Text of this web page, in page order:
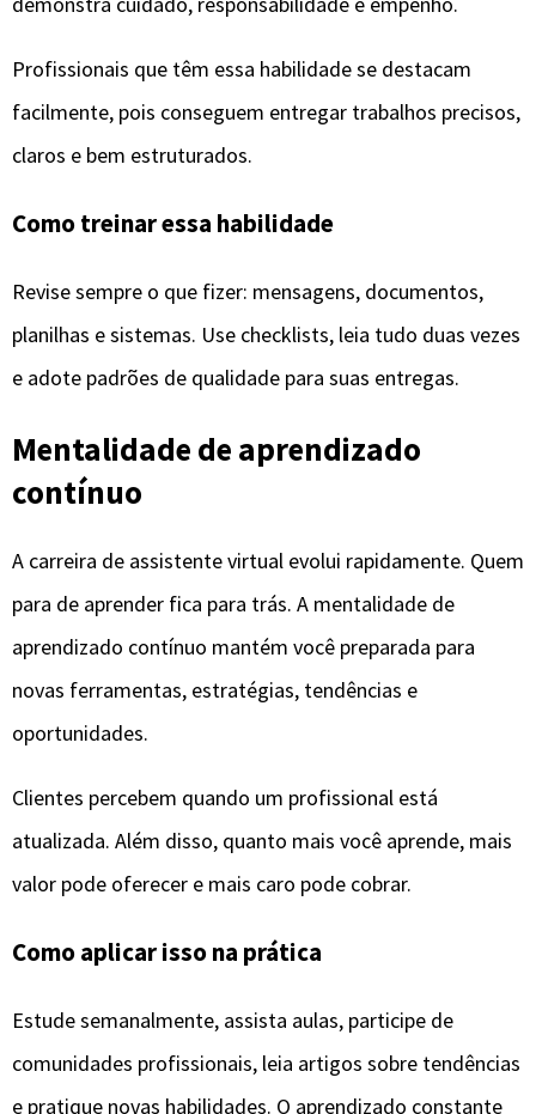
Profissionais que têm essa habilidade se destacam
facilmente, pois conseguem entregar trabalhos precisos,
claros e bem estruturados.
Como treinar essa habilidade
Revise sempre o que fizer: mensagens, documentos,
planilhas e sistemas. Use checklists, leia tudo duas vezes
e adote padrões de qualidade para suas entregas.
Mentalidade de aprendizado
contínuo
A carreira de assistente virtual evolui rapidamente. Quem
para de aprender fica para trás. A mentalidade de
aprendizado contínuo mantém você preparada para
novas ferramentas, estratégias, tendências e
oportunidades.
Clientes percebem quando um profissional está
atualizada. Além disso, quanto mais você aprende, mais
valor pode oferecer e mais caro pode cobrar.
Como aplicar isso na prática
Estude semanalmente, assista aulas, participe de
comunidades profissionais, leia artigos sobre tendências
e pratique novas habilidades. O aprendizado constante